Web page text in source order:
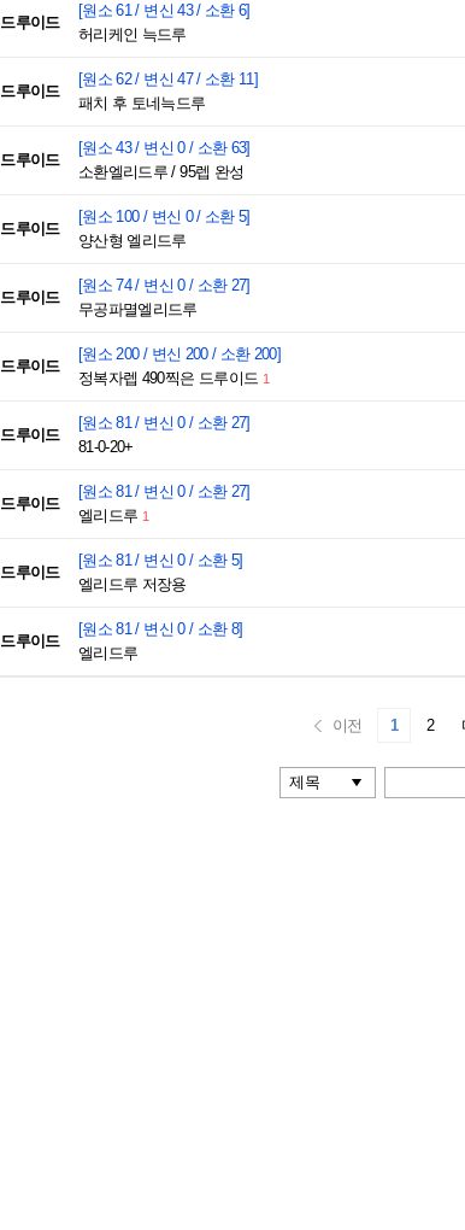
드루이드
[원소 61 / 변신 43 / 소환 6]
허리케인 늑드루
드루이드
[원소 62 / 변신 47 / 소환 11]
패치 후 토네늑드루
드루이드
[원소 43 / 변신 0 / 소환 63]
소환엘리드루 / 95렙 완성
드루이드
[원소 100 / 변신 0 / 소환 5]
양산형 엘리드루
드루이드
[원소 74 / 변신 0 / 소환 27]
무공파멸엘리드루
드루이드
[원소 200 / 변신 200 / 소환 200]
정복자렙 490찍은 드루이드 1
드루이드
[원소 81 / 변신 0 / 소환 27]
81-0-20+
드루이드
[원소 81 / 변신 0 / 소환 27]
엘리드루 1
드루이드
[원소 81 / 변신 0 / 소환 5]
엘리드루 저장용
드루이드
[원소 81 / 변신 0 / 소환 8]
엘리드루
이전 1 2